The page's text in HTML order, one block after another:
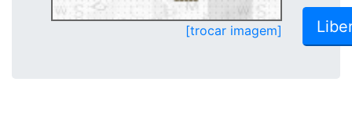
[trocar imagem]